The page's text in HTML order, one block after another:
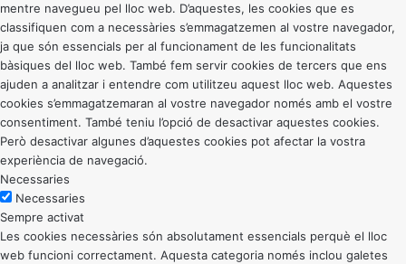
mentre navegueu pel lloc web. D’aquestes, les cookies que es
classifiquen com a necessàries s’emmagatzemen al vostre navegador,
ja que són essencials per al funcionament de les funcionalitats
bàsiques del lloc web. També fem servir cookies de tercers que ens
ajuden a analitzar i entendre com utilitzeu aquest lloc web. Aquestes
cookies s’emmagatzemaran al vostre navegador només amb el vostre
consentiment. També teniu l’opció de desactivar aquestes cookies.
Però desactivar algunes d’aquestes cookies pot afectar la vostra
experiència de navegació.
Necessaries
Necessaries
Sempre activat
Les cookies necessàries són absolutament essencials perquè el lloc
web funcioni correctament. Aquesta categoria només inclou galetes